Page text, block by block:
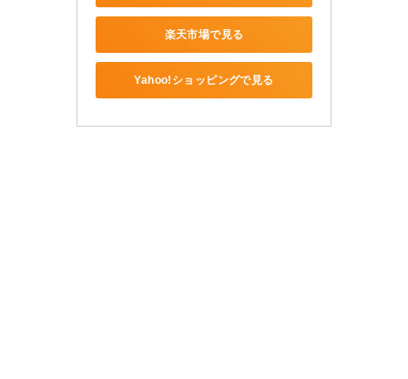
楽天市場で見る
Yahoo!ショッピングで見る